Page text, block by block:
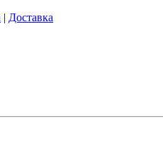
| Доставка